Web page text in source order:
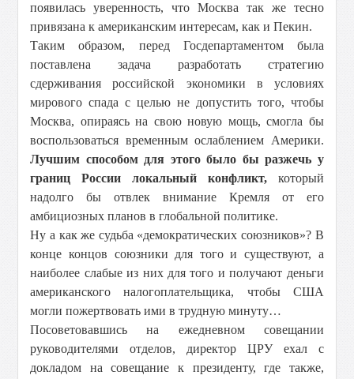
появилась уверенность, что Москва так же тесно
привязана к американским интересам, как и Пекин.
Таким образом, перед Госдепартаментом была
поставлена задача разработать стратегию
сдерживания российской экономики в условиях
мирового спада с целью не допустить того, чтобы
Москва, опираясь на свою новую мощь, смогла бы
воспользоваться временным ослаблением Америки.
Лучшим способом для этого было бы разжечь у
границ России локальный конфликт,который
надолго бы отвлек внимание Кремля от его
амбициозных планов в глобальной политике.
Ну а как же судьба «демократических союзников»? В
конце концов союзники для того и существуют, а
наиболее слабые из них для того и получают деньги
американского налогоплательщика, чтобы США
могли пожертвовать ими в трудную минуту…
Посоветовавшись на ежедневном совещании
руководителями отделов, директор ЦРУ ехал с
докладом на совещание к президенту, где также,